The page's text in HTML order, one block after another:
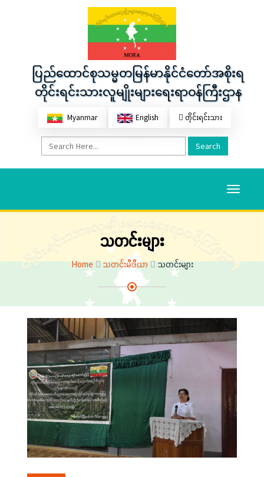
ပြည်ထောင်စုသမ္မတမြန်မာနိုင်ငံတော်အစိုးရ
တိုင်းရင်းသားလူမျိုးများရေးရာဝန်ကြီးဌာန
Myanmar English တိုင်းရင်းသား
Search
Toggle
သတင်းများ
Home သတင်းမီဒီယာ သတင်းများ